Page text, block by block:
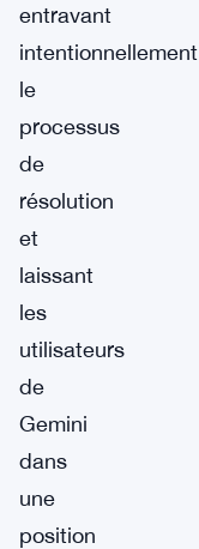
entravant
intentionnellement
le
processus
de
résolution
et
laissant
les
utilisateurs
de
Gemini
dans
une
position